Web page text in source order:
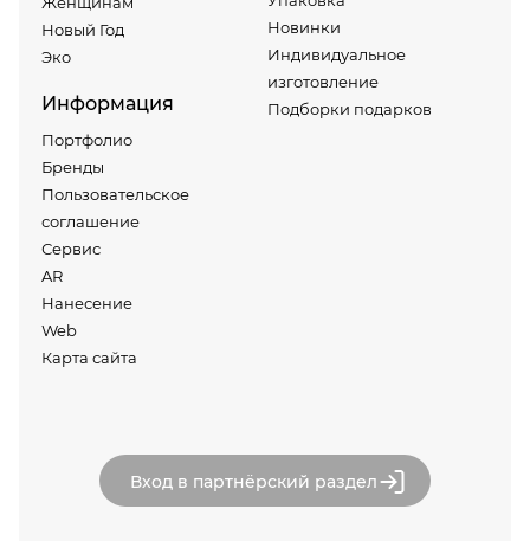
Новый Год
Эко
Информация
Портфолио
Бренды
Пользовательское
соглашение
Сервис
AR
Нанесение
Web
Карта сайта
Новинки
Индивидуальное
изготовление
Подборки подарков
Вход в партнёрский раздел